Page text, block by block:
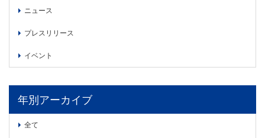
会員会社
会員リスト
入会のご案内
ニュース＆イベント
ニュース
プレスリリース
イベント
年別アーカイブ
全て